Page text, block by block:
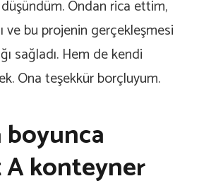
Ondan rica ettim,
ve bu projenin gerçekleşmesi
sağladı. Hem de kendi
Ona teşekkür borçluyum.
A konteyner